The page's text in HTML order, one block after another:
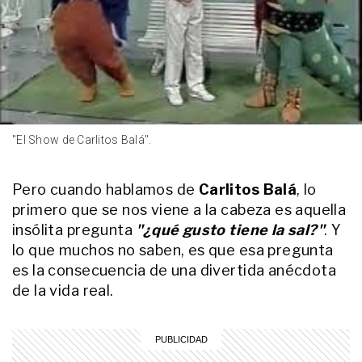
"El Show de Carlitos Balá".
Pero cuando hablamos de Carlitos Balá, lo
primero que se nos viene a la cabeza es aquella
insólita pregunta "¿qué gusto tiene la sal?". Y
lo que muchos no saben, es que esa pregunta
es la consecuencia de una divertida anécdota
de la vida real.
INTIMOS
Damián Betular, de pastelero
estrella a fenómeno teatral con
"Hairspray": entre sus momentos
"de llanto en soledad" y su "nueva
versión de mí mismo"
ENTRETENIMIENTO
La picante promesa que hicieron
ACTUALIDAD
Se recibió y daba clases en la UBA,
pero un día cambió
Administración por los medios:
quién es Martín Arevalo, el
cantos de cancha y las originales
estampitas del té mundialista de